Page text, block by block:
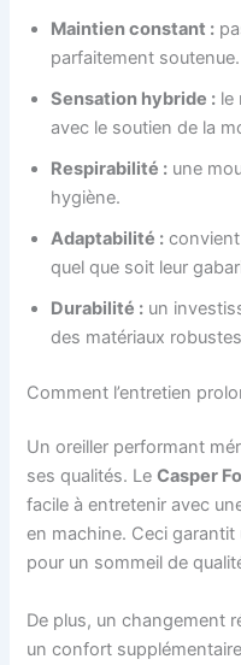
Maintien constant :
parfaitement soutenue.
Sensation hybride : le
avec le soutien de la
Respirabilité : une
hygiène.
Adaptabilité :
quel que soit leur
Durabilité : un
des matériaux
Comment l’entretien
Un oreiller performant
ses qualités. LeCasper
facile à entretenir avec
en machine. Ceci
pour un sommeil de
De plus, un changement
un confort